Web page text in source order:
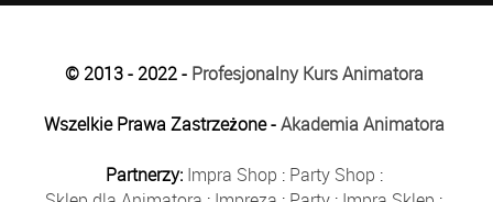
© 2013 - 2022 - Profesjonalny Kurs Animatora
Wszelkie Prawa Zastrzeżone -Akademia Animatora
Partnerzy: Impra Shop : Party Shop :